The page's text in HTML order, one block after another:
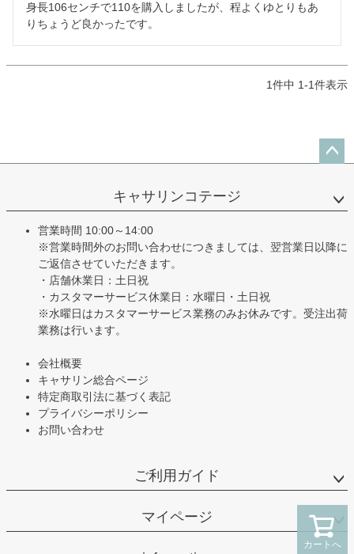
カートへ
身長106センチで110を購入しましたが、程よくゆとりもあ
りちょうど良かったです。
1件中 1-1件表示
ップ
キャサリンコテージ
営業時間 10:00～14:00
※営業時間外のお問い合わせにつきましては、翌営業日以降に
ご返信させていただきます。
・店舗休業日：土日祝
・カスタマーサービス休業日：水曜日・土日祝
※水曜日はカスタマーサービス業務のみお休みです。受注出荷
業務は行います。
会社概要
キャサリン総合ページ
特定商取引法に基づく表記
プライバシーポリシー
お問い合わせ
ご利用ガイド
マイページ